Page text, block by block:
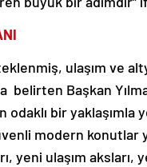
ulaşım ve
belirten Başkan
odaklı bir yaklaşımla
modern konutlar
yeni ulaşım aksları,